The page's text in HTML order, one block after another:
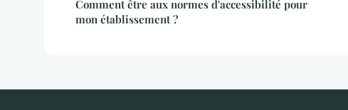
Comment être aux normes d'accessibilité pour
mon établissement ?